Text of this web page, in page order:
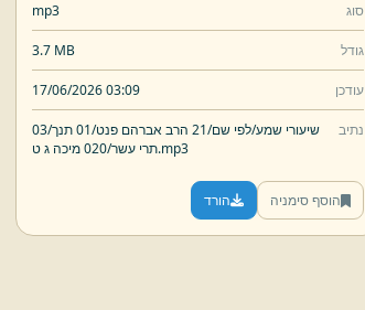
סוג mp3
גודל 3.7 MB
עודכן 17/06/2026 03:09
נתיב שיעורי שמע/לפי שם/21 הרב אברהם פנט/ 01 תנך/
03
תרי עשר/020 מיכה ג ט.mp3
הוסף סימניה הורד